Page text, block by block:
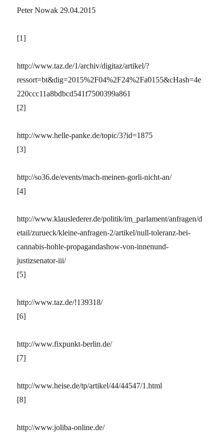
Peter Nowak 29.04.2015
[1]
http://www.taz.de/1/archiv/digitaz/artikel/?
ressort=bt&dig=2015%2F04%2F24%2Fa0155&cHash=4e
220ccc11a8bdbcd541f7500399a861
[2]
http://www.helle-panke.de/topic/3?id=1875
[3]
http://so36.de/events/mach-meinen-gorli-nicht-an/
[4]
http://www.klauslederer.de/politik/im_parlament/anfragen/d
etail/zurueck/kleine-anfragen-2/artikel/null-toleranz-bei-
cannabis-hohle-propagandashow-von-innenund-
justizsenator-iii/
[5]
http://www.taz.de/!139318/
[6]
http://www.fixpunkt-berlin.de/
[7]
http://www.heise.de/tp/artikel/44/44547/1.html
[8]
http://www.joliba-online.de/